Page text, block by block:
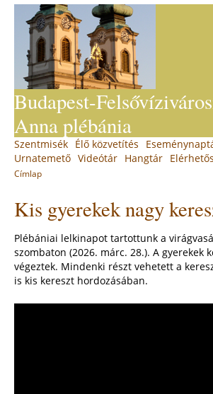
navigation
Budapest-
Anna plébánia
are
Címlap
to
top
Kis gyerekek nagy
Plébániai lelkinapot tartottunk a
szombaton (2026. márc. 28.). A gyerekek
végeztek. Mindenki részt vehetett a
is kis kereszt hordozásában.
Back
to
top
Main
menu
Szentmisék Élő közvetítés
Urnatemető Videótár Hangtár